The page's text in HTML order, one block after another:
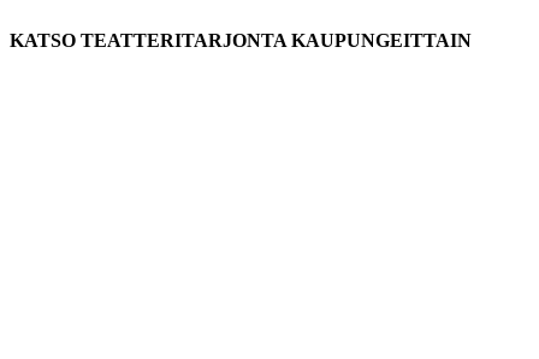
KATSO TEATTERITARJONTA KAUPUNGEITTAIN